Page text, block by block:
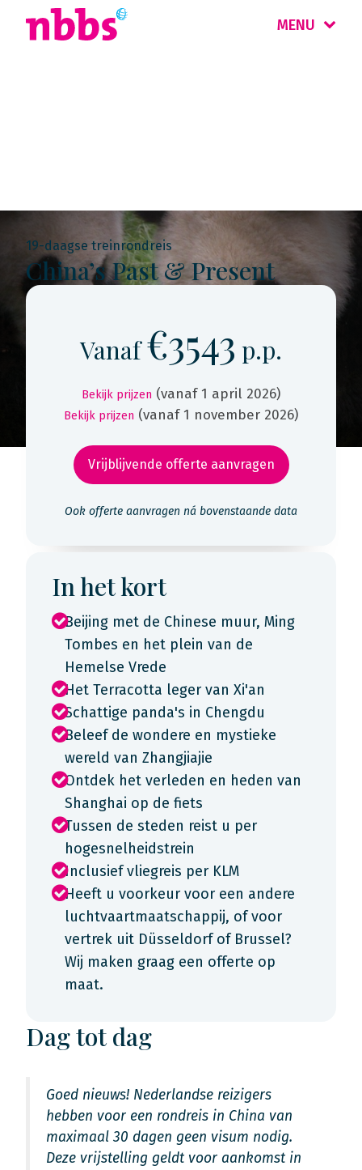
MENU
19-daagse treinrondreis
China’s Past & Present
Vanaf€3543 p.p.
Bekijk prijzen (vanaf 1 april 2026)
Bekijk prijzen (vanaf 1 november 2026)
Vrijblijvende offerte aanvragen
Ook offerte aanvragen ná bovenstaande data
In het kort
Beijing met de Chinese muur, Ming
Tombes en het plein van de
Hemelse Vrede
Het Terracotta leger van Xi'an
Schattige panda's in Chengdu
Beleef de wondere en mystieke
wereld van Zhangjiajie
Ontdek het verleden en heden van
Shanghai op de fiets
Tussen de steden reist u per
hogesnelheidstrein
Inclusief vliegreis per KLM
Heeft u voorkeur voor een andere
luchtvaartmaatschappij, of voor
vertrek uit Düsseldorf of Brussel?
Wij maken graag een offerte op
maat.
Dag tot dag
Goed nieuws! Nederlandse reizigers
hebben voor een rondreis in China van
maximaal 30 dagen geen visum nodig.
Deze vrijstelling geldt voor aankomst in